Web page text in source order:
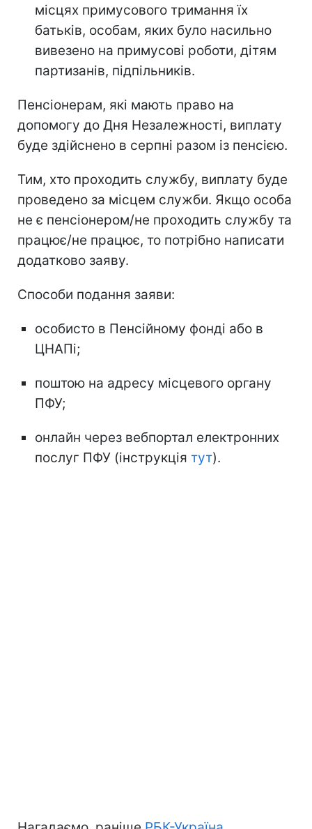
місцях примусового тримання їх
батьків, особам, яких було насильно
вивезено на примусові роботи, дітям
партизанів, підпільників.
Пенсіонерам, які мають право на
допомогу до Дня Незалежності, виплату
буде здійснено в серпні разом із пенсією.
Тим, хто проходить службу, виплату буде
проведено за місцем служби. Якщо особа
не є пенсіонером/не проходить службу та
працює/не працює, то потрібно написати
додатково заяву.
Способи подання заяви:
особисто в Пенсійному фонді або в
ЦНАПі;
поштою на адресу місцевого органу
ПФУ;
онлайн через вебпортал електронних
послуг ПФУ (інструкція тут).